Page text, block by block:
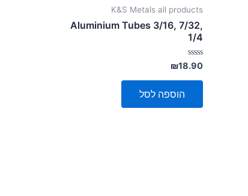
K&S Metals all products
Aluminium Tubes 3/16, 7/32,
1/4
דורג
0
מתוך
₪18.90
הוספה לסל